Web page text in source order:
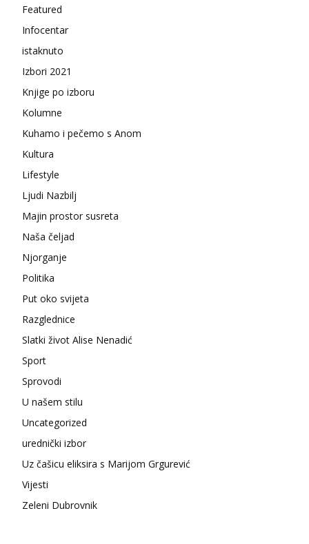
Featured
Infocentar
istaknuto
Izbori 2021
Knjige po izboru
Kolumne
Kuhamo i pečemo s Anom
Kultura
Lifestyle
Ljudi Nazbilj
Majin prostor susreta
Naša čeljad
Njorganje
Politika
Put oko svijeta
Razglednice
Slatki život Alise Nenadić
Sport
Sprovodi
U našem stilu
Uncategorized
urednički izbor
Uz čašicu eliksira s Marijom Grgurević
Vijesti
Zeleni Dubrovnik